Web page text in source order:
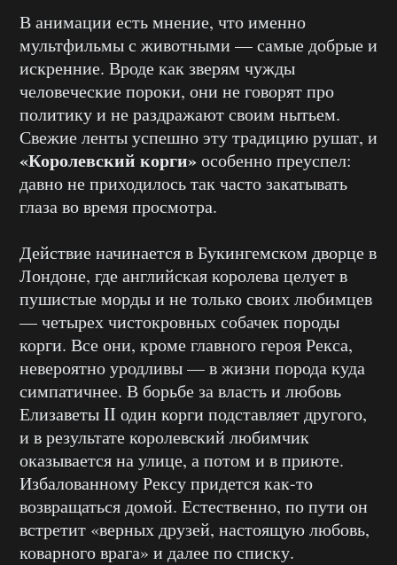
В анимации есть мнение, что именно
мультфильмы с животными — самые добрые и
искренние. Вроде как зверям чужды
человеческие пороки, они не говорят про
политику и не раздражают своим нытьем.
Свежие ленты успешно эту традицию рушат, и
«Королевский корги»особенно преуспел:
давно не приходилось так часто закатывать
глаза во время просмотра.
Действие начинается в Букингемском дворце в
Лондоне, где английская королева целует в
пушистые морды и не только своих любимцев
— четырех чистокровных собачек породы
корги. Все они, кроме главного героя Рекса,
невероятно уродливы — в жизни порода куда
симпатичнее. В борьбе за власть и любовь
Елизаветы II один корги подставляет другого,
и в результате королевский любимчик
оказывается на улице, а потом и в приюте.
Избалованному Рексу придется как-то
возвращаться домой. Естественно, по пути он
встретит «верных друзей, настоящую любовь,
коварного врага» и далее по списку.